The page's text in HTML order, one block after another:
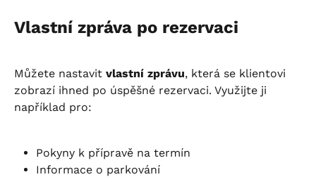
Vlastní zpráva po rezervaci
Můžete nastavit vlastní zprávu, která se klientovi
zobrazí ihned po úspěšné rezervaci. Využijte ji
například pro:
Pokyny k přípravě na termín
Informace o parkování